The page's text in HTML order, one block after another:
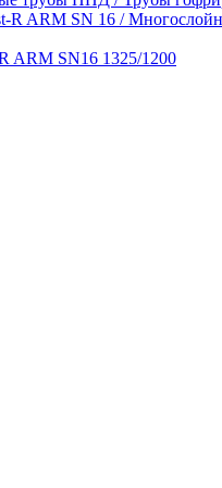
R ARM SN 16 /